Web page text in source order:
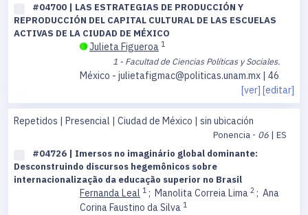
#04700 | LAS ESTRATEGIAS DE PRODUCCIÓN Y
REPRODUCCIÓN DEL CAPITAL CULTURAL DE LAS ESCUELAS
ACTIVAS DE LA CIUDAD DE MÉXICO
Julieta Figueroa 1
1 - Facultad de Ciencias Políticas y Sociales.
México - julietafigmac@politicas.unam.mx | 46
[ver] [editar]
Repetidos | Presencial | Ciudad de México | sin ubicación
Ponencia - 06 | ES
#04726 | Imersos no imaginário global dominante:
Desconstruindo discursos hegemônicos sobre
internacionalização da educação superior no Brasil
Fernanda Leal 1 ; Manolita Correia Lima 2 ; Ana
Corina Faustino da Silva 1